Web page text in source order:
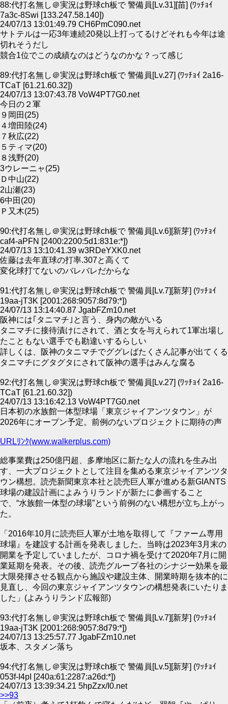
88:代打名無し＠実況は野球ch板で 警備員[Lv.31][苗] (ﾜｯﾁｮｲ
7a3c-8Swi [133.247.58.140])
24/07/13 13:01:49.79 CH6PmC090.net
サトテルは一応3年連続20発以上打ってるけどそれも今年は途
切れそうだし
競合1位でこの成績なのはどうなのかな？って感じ
89:代打名無し＠実況は野球ch板で 警備員[Lv.27] (ﾜｯﾁｮｲ 2a16-
TCaT [61.21.60.32])
24/07/13 13:07:43.78 VoW4PT7G0.net
今日の２軍
９岡田(25)
４増田陸(24)
７秋広(22)
５ティマ(20)
８浅野(20)
3ウレーニャ(25)
Ｄ中山(22)
2山瀬(23)
6中田(20)
Ｐ又木(25)
90:代打名無し＠実況は野球ch板で 警備員[Lv.6][新芽] (ﾜｯﾁｮｲ
caf4-aPFN [2400:2200:5d1:831e:*])
24/07/13 13:10:41.39 w3RDeYXK0.net
佐藤は去年直球の打率.307と高くて
変化球打てないのバレバレだからな
91:代打名無し＠実況は野球ch板で 警備員[Lv.7][新芽] (ﾜｯﾁｮｲ
19aa-jT3K [2001:268:9057:8d79:*])
24/07/13 13:14:40.87 JgabFZm10.net
阪神には｢タニマチ｣と言う、身内の敵がいる
タニマチに接待漬けにされて、酒と女を与えられて1軍出場し
たこともない選手でも勘違いするらしい
詳しくは、阪神のタニマチでググレばたくさん記事が出てくる
タニマチにグタグタにされて阪神の選手はみんな腐る
92:代打名無し＠実況は野球ch板で 警備員[Lv.27] (ﾜｯﾁｮｲ 2a16-
TCaT [61.21.60.32])
24/07/13 13:16:42.13 VoW4PT7G0.net
日本初の水族館一体型球場「東京ジャイアンツタウン」が
2026年にオープン予定。前例のないプロジェクトに期待の声
URLﾘﾝｸ(www.walkerplus.com)
総事業費は250億円超、多摩地区に新たな人の流れを生み出
す、一大プロジェクトとして注目を集める東京ジャイアンツタ
ウン構想。読売新聞東京本社と読売巨人軍が進める新GIANTS
球場の建設計画によみうりランドが新たに参画すること
で、“水族館一体型の球場”という前例のない構想が立ち上がっ
た。
「2016年10月に読売巨人軍が土地を取得して『ファーム専用
球場』を建設する計画を発表しました。当時は2023年3月末の
開業を予定していましたが、コロナ禍を受けて2020年7月に開
業延期を発表。その後、読売グループ各社のシナジー効果を最
大限発揮させる観点から施設や建設主体、開業時期を抜本的に
見直し、今回の東京ジャイアンツタウンの構想発表にいたりま
した」(よみうりランド広報部)
93:代打名無し＠実況は野球ch板で 警備員[Lv.7][新芽] (ﾜｯﾁｮｲ
19aa-jT3K [2001:268:9057:8d79:*])
24/07/13 13:25:57.77 JgabFZm10.net
坂本、スタメン落ち
94:代打名無し＠実況は野球ch板で 警備員[Lv.5][新芽] (ﾜｯﾁｮｲ
053f-I4pI [240a:61:2287:a26d:*])
24/07/13 13:39:34.21 5hpZzx/I0.net
>>93